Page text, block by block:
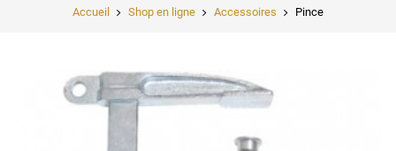
Accueil Shop en ligne Accessoires Pince